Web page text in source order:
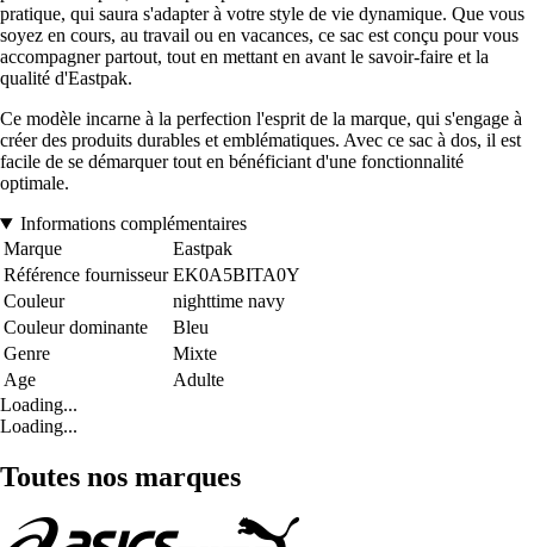
pratique, qui saura s'adapter à votre style de vie dynamique. Que vous
soyez en cours, au travail ou en vacances, ce sac est conçu pour vous
accompagner partout, tout en mettant en avant le savoir-faire et la
qualité d'Eastpak.
Ce modèle incarne à la perfection l'esprit de la marque, qui s'engage à
créer des produits durables et emblématiques. Avec ce sac à dos, il est
facile de se démarquer tout en bénéficiant d'une fonctionnalité
optimale.
Informations complémentaires
Marque
Eastpak
Référence fournisseur EK0A5BITA0Y
Couleur
nighttime navy
Couleur dominante
Bleu
Genre
Mixte
Age
Adulte
Loading...
Loading...
Toutes nos marques